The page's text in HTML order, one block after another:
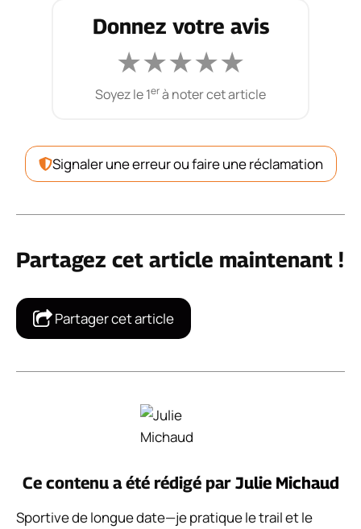
Donnez votre avis
★★★★★
Soyez le 1erà noter cet article
Signaler une erreur ou faire une réclamation
Partagez cet article maintenant !
Partager cet article
Ce contenu a été rédigé par Julie Michaud
Sportive de longue date—je pratique le trail et le